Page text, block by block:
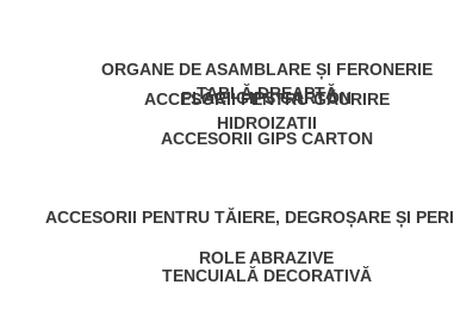
HIDROIZATII
TABLĂ DREAPTĂ
PLĂCI GIPS CARTON
ACCESORII GIPS CARTON
TENCUIALĂ DECORATIVĂ
ORGANE DE ASAMBLARE ȘI FERONERIE
ACCESORII PENTRU GĂURIRE
ACCESORII PENTRU TĂIERE, DEGROȘARE ȘI
ROLE ABRAZIVE